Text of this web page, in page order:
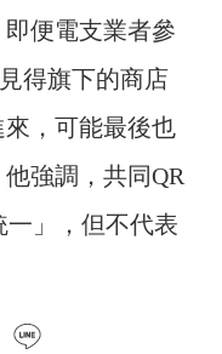
便電支業者參
得旗下的商店
，可能最後也
強調，共同QR
一」，但不代表
instagram